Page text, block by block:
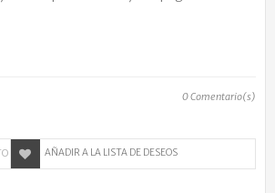
0Comentario(s)
AÑADIR A LA LISTA DE DESEOS